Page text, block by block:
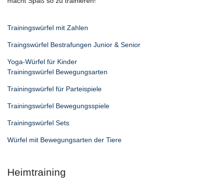
Trainingswürfel mit Zahlen
Traingswürfel Bestrafungen Junior & Senior
Yoga-Würfel für Kinder
Trainingswürfel Bewegungsarten
Trainingswürfel für Parteispiele
Trainingswürfel Bewegungsspiele
Trainingswürfel Sets
Würfel mit Bewegungsarten der Tiere
Heimtraining